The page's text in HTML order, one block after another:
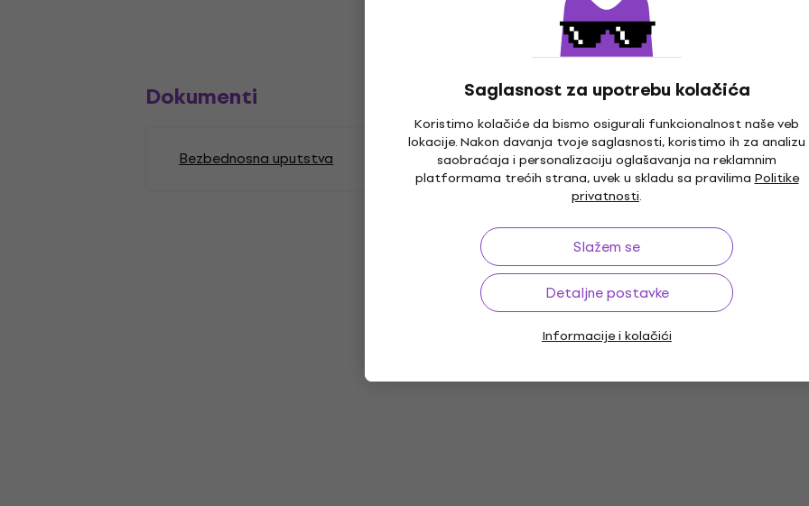
Saglasnost za upotrebu kolačića
Koristimo kolačiće da bismo osigurali funkcionalnost naše veb
lokacije. Nakon davanja tvoje saglasnosti, koristimo ih za analizu
saobraćaja i personalizaciju oglašavanja na reklamnim
platformama trećih strana, uvek u skladu sa pravilimaPolitike
privatnosti.
Slažem se
Detaljne postavke
Informacije i kolačići
Dokumenti
Bezbednosna uputstva